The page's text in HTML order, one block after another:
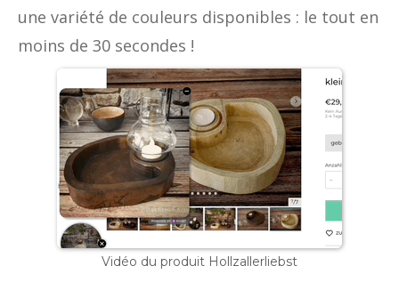
une variété de couleurs disponibles : le tout en
moins de 30 secondes !
Vidéo du produit Hollzallerliebst